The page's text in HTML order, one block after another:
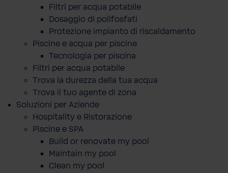
Filtri per acqua potabile
Dosaggio di polifosfati
Protezione impianto di riscaldamento
Piscine e acqua per piscine
Tecnologia per piscina
Filtri per acqua potabile
Trova la durezza della tua acqua
Trova il tuo agente di zona
Soluzioni per Aziende
Hospitality e Ristorazione
Piscine e SPA
Build or renovate my pool
Maintain my pool
Clean my pool